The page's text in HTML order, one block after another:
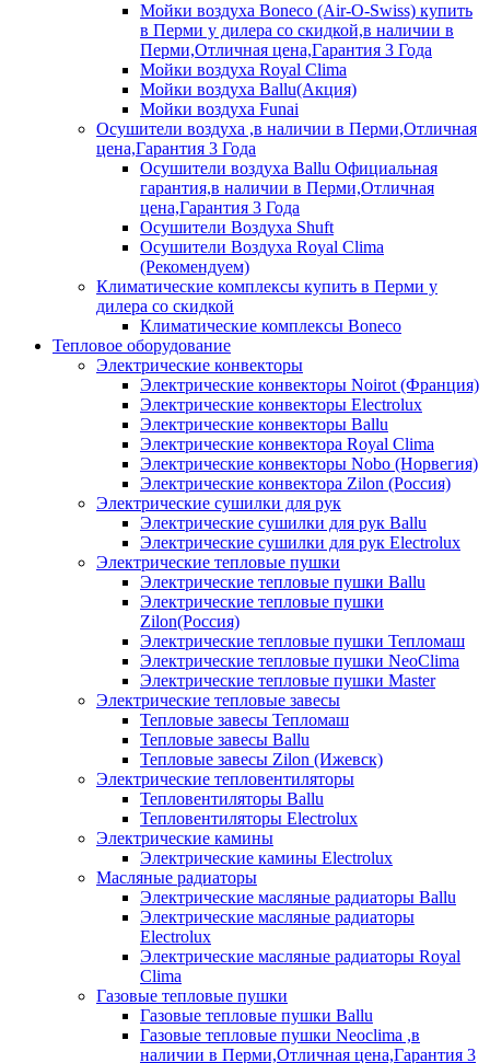
Мойки воздуха Boneco (Air-O-Swiss) купить
в Перми у дилера со скидкой,в наличии в
Перми,Отличная цена,Гарантия 3 Года
Мойки воздуха Royal Clima
Мойки воздуха Ballu(Акция)
Мойки воздуха Funai
Осушители воздуха ,в наличии в Перми,Отличная
цена,Гарантия 3 Года
Осушители воздуха Ballu Официальная
гарантия,в наличии в Перми,Отличная
цена,Гарантия 3 Года
Осушители Воздуха Shuft
Осушители Воздуха Royal Clima
(Рекомендуем)
Климатические комплексы купить в Перми у
дилера со скидкой
Климатические комплексы Boneсo
Тепловое оборудование
Электрические конвекторы
Электрические конвекторы Noirot (Франция)
Электрические конвекторы Electrolux
Электрические конвекторы Ballu
Электрические конвектора Royal Clima
Электрические конвекторы Nobo (Норвегия)
Электрические конвектора Zilon (Россия)
Электрические сушилки для рук
Электрические сушилки для рук Ballu
Электрические сушилки для рук Electrolux
Электрические тепловые пушки
Электрические тепловые пушки Ballu
Электрические тепловые пушки
Zilon(Россия)
Электрические тепловые пушки Тепломаш
Электрические тепловые пушки NeoClima
Электрические тепловые пушки Master
Электрические тепловые завесы
Тепловые завесы Тепломаш
Тепловые завесы Ballu
Тепловые завесы Zilon (Ижевск)
Электрические тепловентиляторы
Тепловентиляторы Ballu
Тепловентиляторы Electrolux
Электрические камины
Электрические камины Electrolux
Масляные радиаторы
Электрические масляные радиаторы Ballu
Электрические масляные радиаторы
Electrolux
Электрические масляные радиаторы Royal
Clima
Газовые тепловые пушки
Газовые тепловые пушки Ballu
Газовые тепловые пушки Neoclima ,в
наличии в Перми,Отличная цена,Гарантия 3